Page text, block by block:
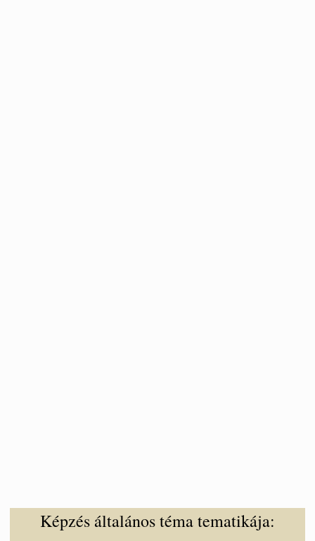
Képzés általános téma tematikája: